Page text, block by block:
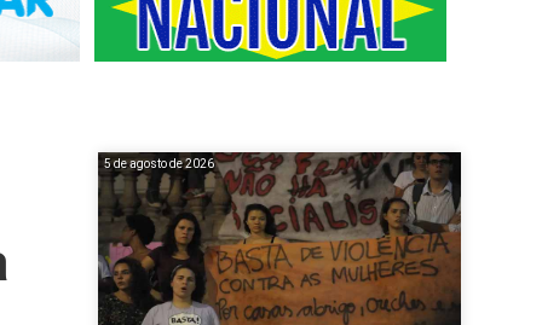
5 de agosto de 2026